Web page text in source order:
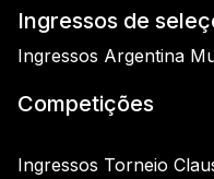
Ingressos de
Ingressos Argentina
Competições
Ingressos Torneio